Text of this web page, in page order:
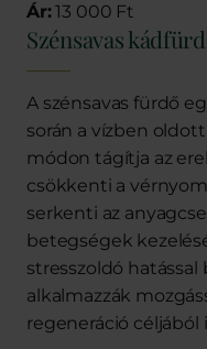
Ár: 13 000 Ft
Szénsavas
A szénsavas fürdő
során a vízben
módon tágítja az
csökkenti a
serkenti az
betegségek
stresszoldó hatással
alkalmazzák
regeneráció céljából